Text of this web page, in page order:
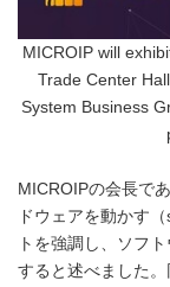
MICROIP will
Trade Center
System Business
MICROIPの会長で
ドウェアを動かす
トを強調し、ソフ
すると述べました